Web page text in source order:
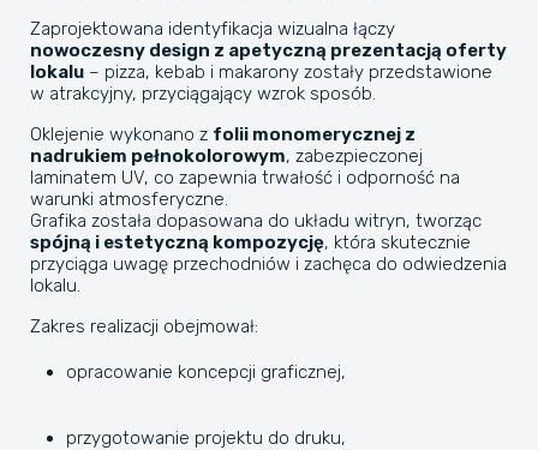
Zaprojektowana identyfikacja wizualna łączy
nowoczesny design z apetyczną prezentacją oferty
lokalu – pizza, kebab i makarony zostały przedstawione
w atrakcyjny, przyciągający wzrok sposób.
Oklejenie wykonano z folii monomerycznej z
nadrukiem pełnokolorowym, zabezpieczonej
laminatem UV, co zapewnia trwałość i odporność na
warunki atmosferyczne.
Grafika została dopasowana do układu witryn, tworząc
spójną i estetyczną kompozycję, która skutecznie
przyciąga uwagę przechodniów i zachęca do odwiedzenia
lokalu.
Zakres realizacji obejmował:
opracowanie koncepcji graficznej,
przygotowanie projektu do druku,